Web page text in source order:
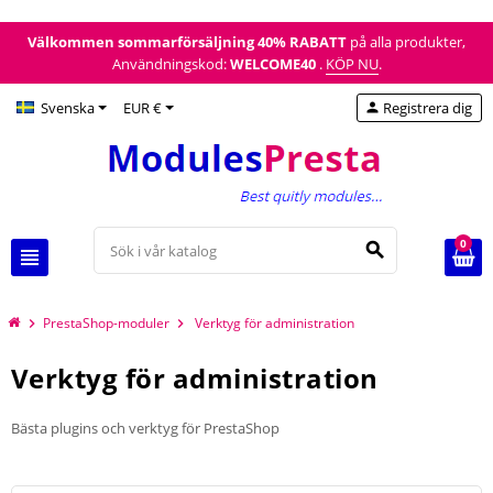
Välkommen sommarförsäljning40% RABATT på alla produkter,
Användningskod:WELCOME40 . KÖP NU.
Svenska EUR €
view_headline search
person Registrera dig
0
chevron_right PrestaShop-moduler chevron_right Verktyg för administration
Verktyg för administration
Bästa plugins och verktyg för PrestaShop